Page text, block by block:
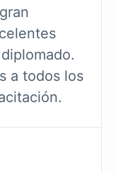
a todos los